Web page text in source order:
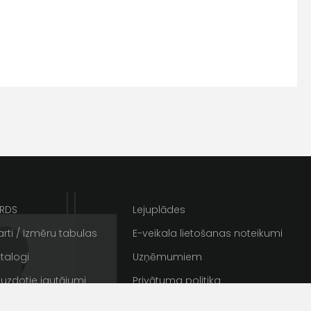
/ Izmēru tabulas
uzdotie jautājumi
Lejuplādes
E-veikala lietošanas noteikumi
Uzņēmumiem
Privātuma politika
privātuma politikai